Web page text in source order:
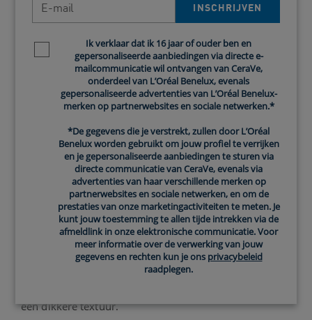
Wat zijn occlusieven in
huidverzorging?
Zoals je net las, helpen humectanten om vocht aan te
trekken. Dit is een belangrijke functie in hydratatie,
maar het is even belangrijk om te zorgen dat het vocht
Occlusieven helpen om vocht in te sluiten, zodat het
niet verdampt van het huidoppervlak. Dit heet ook wel
transepidermaal waterverlies, oftewel TEWL.
Occlusieve ingrediënten voegen geen hydratatie toe
aan de huid, maar vormen een barrière. Dankzij deze
barrière blijft vocht langer en beter in je huid. Dit
ondersteunt je huid, helpt uitdroging voorkomen en
zorgt voor langere hydratatie. Vergeleken met
een dikkere textuur.
INSCHRIJVEN
Newsletter policyIk verklaar dat ik 16 jaar of ouder ben en
gepersonaliseerde aanbiedingen via directe e-
mailcommunicatie wil ontvangen van CeraVe,
onderdeel van L’Oréal Benelux, evenals
gepersonaliseerde advertenties van L’Oréal Benelux-
merken op partnerwebsites en sociale netwerken.*
*De gegevens die je verstrekt, zullen door L’Oréal
Benelux worden gebruikt om jouw profiel te verrijken
en je gepersonaliseerde aanbiedingen te sturen via
directe communicatie van CeraVe, evenals via
advertenties van haar verschillende merken op
partnerwebsites en sociale netwerken, en om de
prestaties van onze marketingactiviteiten te meten. Je
kunt jouw toestemming te allen tijde intrekken via de
afmeldlink in onze elektronische communicatie. Voor
meer informatie over de verwerking van jouw
gegevens en rechten kun je ons privacybeleid
raadplegen.